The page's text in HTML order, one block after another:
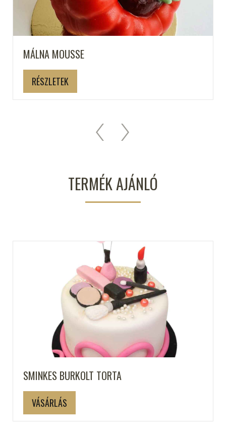
MÁLNA MOUSSE
RÉSZLETEK
TERMÉK AJÁNLÓ
SMINKES BURKOLT TORTA
VÁSÁRLÁS